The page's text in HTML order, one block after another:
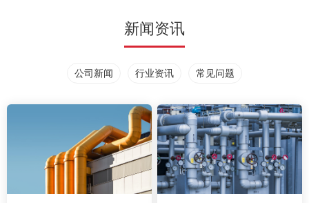
新闻资讯
公司新闻 行业资讯 常见问题